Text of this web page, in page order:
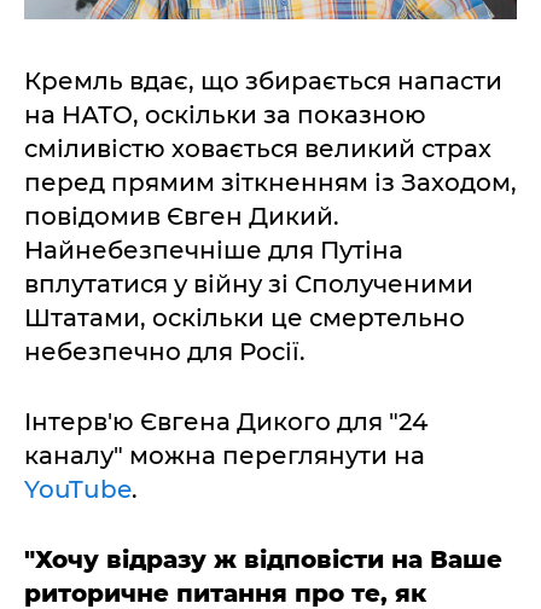
Кремль вдає, що збирається напасти
на НАТО, оскільки за показною
сміливістю ховається великий страх
перед прямим зіткненням із Заходом,
повідомив Євген Дикий.
Найнебезпечніше для Путіна
вплутатися у війну зі Сполученими
Штатами, оскільки це смертельно
небезпечно для Росії.
Інтерв'ю Євгена Дикого для "24
каналу" можна переглянути на
YouTube.
"Хочу відразу ж відповісти на Ваше
риторичне питання про те, як